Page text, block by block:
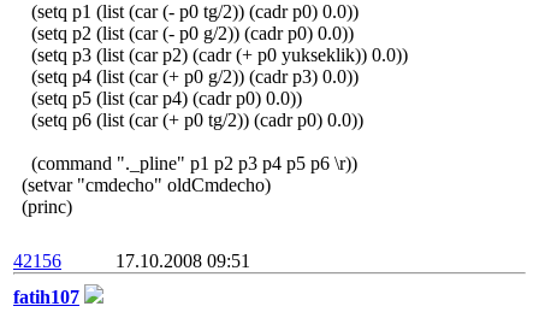
(setq p1 (list (car (- p0 tg/2)) (cadr p0) 0.0))
(setq p2 (list (car (- p0 g/2)) (cadr p0) 0.0))
(setq p3 (list (car p2) (cadr (+ p0 yukseklik)) 0.0))
(setq p4 (list (car (+ p0 g/2)) (cadr p3) 0.0))
(setq p5 (list (car p4) (cadr p0) 0.0))
(setq p6 (list (car (+ p0 tg/2)) (cadr p0) 0.0))
(command "._pline" p1 p2 p3 p4 p5 p6 \r))
(setvar "cmdecho" oldCmdecho)
(princ)
42156
17.10.2008 09:51
fatih107